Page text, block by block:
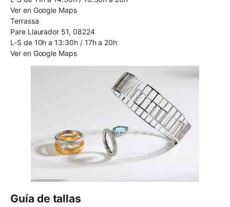
Ver en Google Maps
Terrassa
Pare Llaurador 51, 08224
L-S de 10h a 13:30h / 17h a 20h
Ver en Google Maps
Guía de tallas